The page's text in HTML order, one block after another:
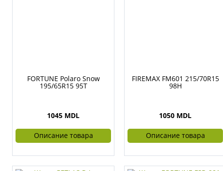
FORTUNE Polaro Snow
195/65R15 95T
1045 MDL
Описание товара
FIREMAX FM601 215/70R15
98H
1050 MDL
Описание товара